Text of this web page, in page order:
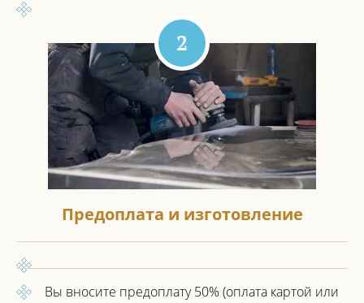
2
Предоплата и изготовление
Вы вносите предоплату 50% (оплата картой или